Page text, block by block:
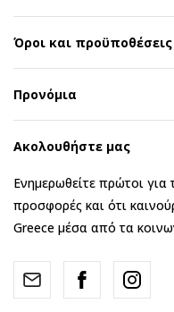
Όροι και προϋποθέσεις
Προνόμια
Ακολουθήστε μας
Ενημερωθείτε πρώτοι για
προσφορές και ότι
Greece μέσα από τα